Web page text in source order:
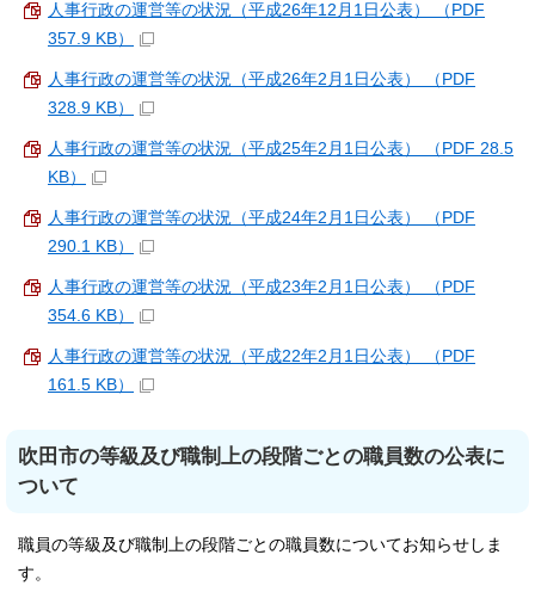
人事行政の運営等の状況（平成26年12月1日公表） （PDF
357.9 KB）
人事行政の運営等の状況（平成26年2月1日公表） （PDF
328.9 KB）
人事行政の運営等の状況（平成25年2月1日公表） （PDF 28.5
KB）
人事行政の運営等の状況（平成24年2月1日公表） （PDF
290.1 KB）
人事行政の運営等の状況（平成23年2月1日公表） （PDF
354.6 KB）
人事行政の運営等の状況（平成22年2月1日公表） （PDF
161.5 KB）
吹田市の等級及び職制上の段階ごとの職員数の公表に
ついて
職員の等級及び職制上の段階ごとの職員数についてお知らせしま
す。